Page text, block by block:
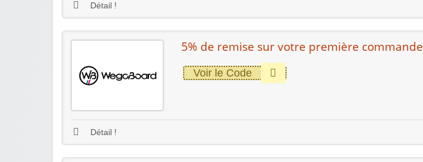
Détail !
5% de remise sur votre première commande
Voir le Code
Détail !